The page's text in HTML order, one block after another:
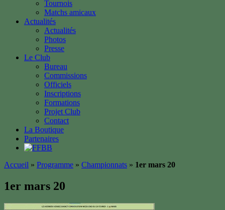
Tournois
Matchs amicaux
Actualités
Actualités
Photos
Presse
Le Club
Bureau
Commissions
Officiels
Inscriptions
Formations
Projet Club
Contact
La Boutique
Partenaires
Accueil » Programme » Championnats » 1er mars 20
1er mars 20